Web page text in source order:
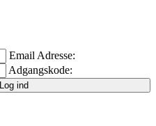
Email Adresse:
Adgangskode:
Log ind